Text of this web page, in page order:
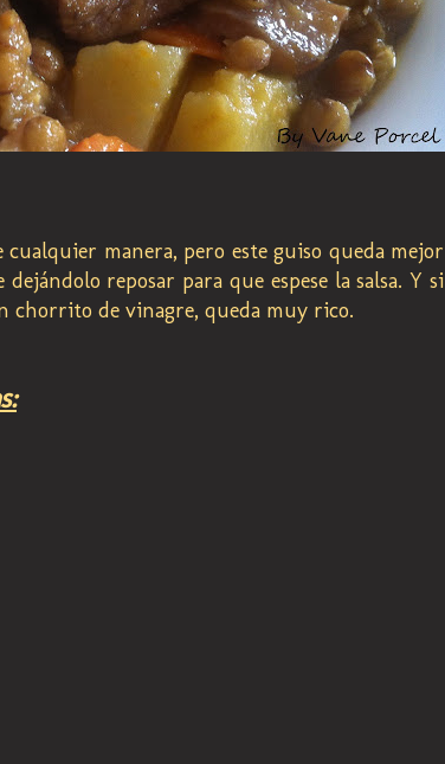
cualquier manera, pero este guiso queda mejor
reposar para que espese la salsa. Y si
chorrito de vinagre, queda muy rico.